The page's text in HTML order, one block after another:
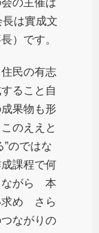
の主催は
は實成文
）です。
民の有志
ること自
果物も形
のええと
のではな
課程で何
ながら 本
求め さら
ながりの